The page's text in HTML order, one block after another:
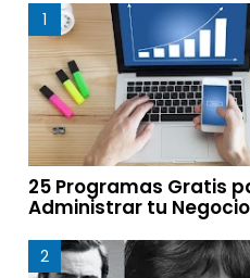
25 Programas Gratis
Administrar tu Negocio